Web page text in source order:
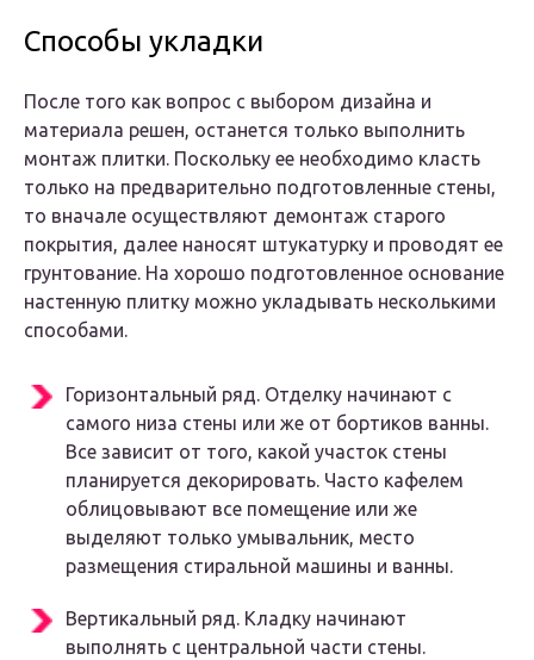
Способы укладки
После того как вопрос с выбором дизайна и
материала решен, останется только выполнить
монтаж плитки. Поскольку ее необходимо класть
только на предварительно подготовленные стены,
то вначале осуществляют демонтаж старого
покрытия, далее наносят штукатурку и проводят ее
грунтование. На хорошо подготовленное основание
настенную плитку можно укладывать несколькими
способами.
Горизонтальный ряд. Отделку начинают с
самого низа стены или же от бортиков ванны.
Все зависит от того, какой участок стены
планируется декорировать. Часто кафелем
облицовывают все помещение или же
выделяют только умывальник, место
размещения стиральной машины и ванны.
Вертикальный ряд. Кладку начинают
выполнять с центральной части стены.